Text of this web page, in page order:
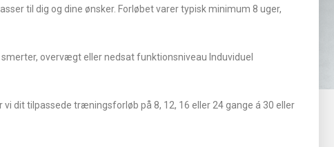
til dig og dine ønsker. Forløbet varer typisk minimum 8 uger,
overvægt eller nedsat funktionsniveau Induviduel
dit tilpassede træningsforløb på 8, 12, 16 eller 24 gange á 30 eller